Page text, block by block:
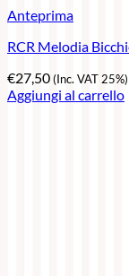
Anteprima
RCR Melodia
€27,50(Inc. VAT 25%)
Aggiungi al carrello